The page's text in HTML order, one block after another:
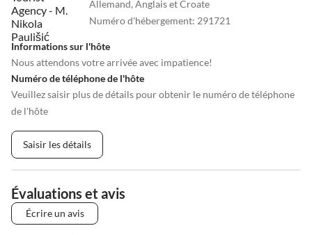
Allemand, Anglais et Croate
Numéro d'hébergement: 291721
Informations sur l'hôte
Nous attendons votre arrivée avec impatience!
Numéro de téléphone de l'hôte
Veuillez saisir plus de détails pour obtenir le numéro de téléphone
de l'hôte
Saisir les détails
Évaluations et avis
Écrire un avis